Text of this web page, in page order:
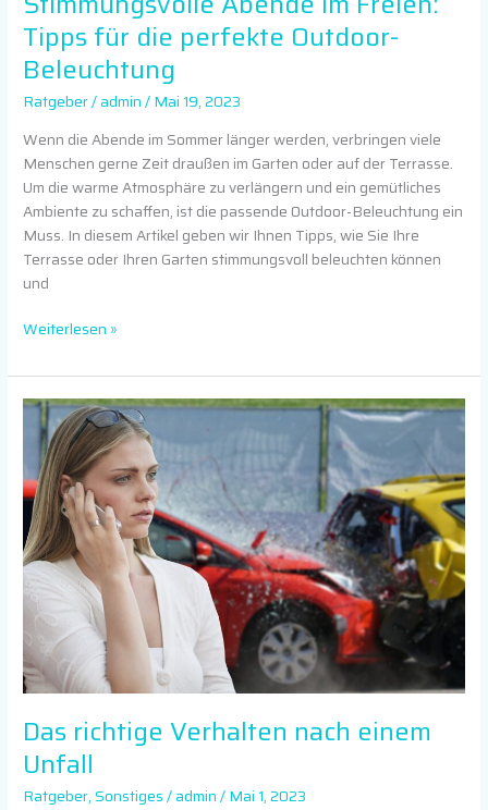
Tipps für die perfekte Outdoor-
Beleuchtung
Ratgeber/admin/Mai 19, 2023
Wenn die Abende im Sommer länger werden, verbringen viele
Menschen gerne Zeit draußen im Garten oder auf der Terrasse.
Um die warme Atmosphäre zu verlängern und ein gemütliches
Ambiente zu schaffen, ist die passende Outdoor-Beleuchtung ein
Muss. In diesem Artikel geben wir Ihnen Tipps, wie Sie Ihre
Terrasse oder Ihren Garten stimmungsvoll beleuchten können
und
Weiterlesen »
Das richtige Verhalten nach einem
Unfall
Ratgeber,Sonstiges/admin/Mai 1, 2023
Das
richtige
Verhalten
nach
einem
Unfall